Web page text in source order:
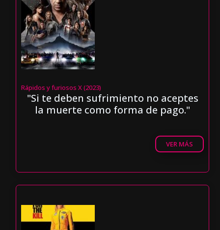
Rápidos y furiosos X (2023)
"Si te deben sufrimiento no aceptes
la muerte como forma de pago."
VER MÁS